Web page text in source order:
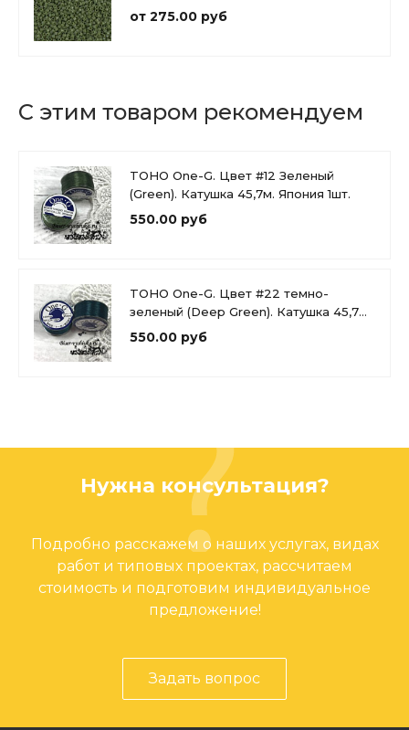
от 275.00 руб
С этим товаром рекомендуем
TOHO One-G. Цвет #12 Зеленый
(Green). Катушка 45,7м. Япония 1шт.
550.00 руб
TOHO One-G. Цвет #22 темно-
зеленый (Deep Green). Катушка 45,7м.
1шт. Япония
550.00 руб
Нужна консультация?
Подробно расскажем о наших услугах, видах
работ и типовых проектах, рассчитаем
стоимость и подготовим индивидуальное
предложение!
Задать вопрос